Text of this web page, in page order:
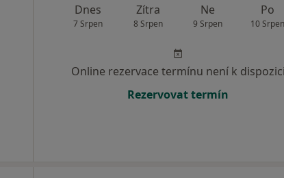
Dnes
7 Srpen
Zítra
8 Srpen
Ne
9 Srpen
Po
10 Srpen
Online rezervace termínu není k dispozici
Rezervovat termín